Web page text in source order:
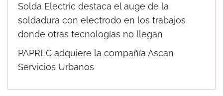
Solda Electric destaca el auge de la
soldadura con electrodo en los trabajos
donde otras tecnologías no llegan
PAPREC adquiere la compañía Ascan
Servicios Urbanos